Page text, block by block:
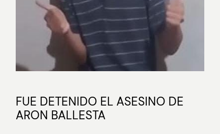
FUE DETENIDO EL ASESINO DE
ARON BALLESTA